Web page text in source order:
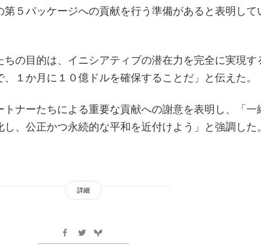
第５パッケージへの貢献を行う準備があると表明して
ちの目的は、イニシアティブの潜在力を完全に実現す
１か月に１０億ドルを確保することだ」と伝えた。
トナーたちによる重要な貢献への謝意を表明し、「一
、公正かつ永続的な平和を近付けよう」と強調した。
詳細